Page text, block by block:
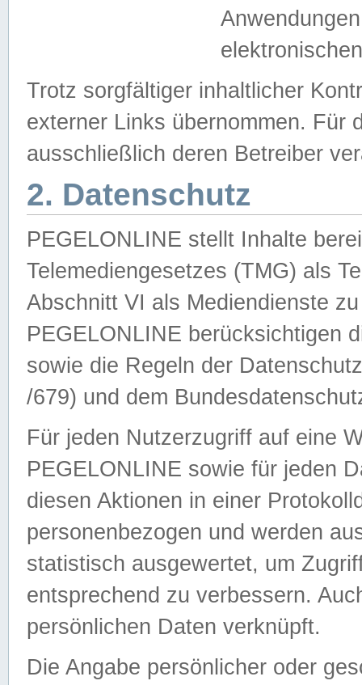
Trotz sorgfältiger inhaltlicher
externer Links übernommen. Für
ausschließlich deren Betreiber
2. Datenschutz
PEGELONLINE stellt Inhalte
Telemediengesetzes (TMG) als
Abschnitt VI als Mediendienste
PEGELONLINE berücksichtigen
sowie die Regeln der
/679) und dem
Für jeden Nutzerzugriff auf eine
PEGELONLINE sowie für jeden
diesen Aktionen in einer
personenbezogen und werden
statistisch ausgewertet, um
entsprechend zu verbessern.
persönlichen Daten verknüpft.
Die Angabe persönlicher oder